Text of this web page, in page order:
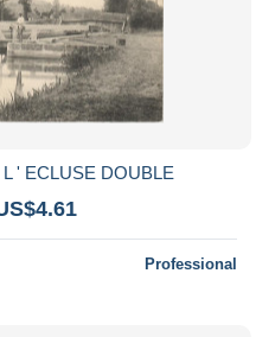
' ECLUSE DOUBLE
Professional